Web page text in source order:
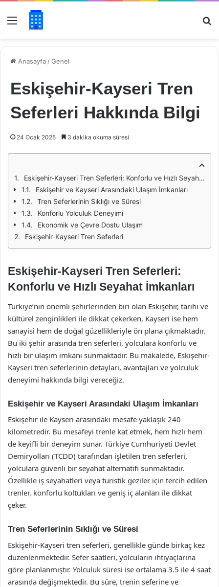
Menü
Anasayfa /Genel
Eskişehir-Kayseri Tren
Seferleri Hakkında Bilgi
24 Ocak 2025 3 dakika okuma süresi
Eskişehir-Kayseri Tren Seferleri: Konforlu ve Hızlı Seyahat İmkanları
Eskişehir ve Kayseri Arasındaki Ulaşım İmkanları
Tren Seferlerinin Sıklığı ve Süresi
Konforlu Yolculuk Deneyimi
Ekonomik ve Çevre Dostu Ulaşım
Eskişehir-Kayseri Tren Seferleri
Eskişehir-Kayseri Tren Seferleri:
Konforlu ve Hızlı Seyahat İmkanları
Türkiye’nin önemli şehirlerinden biri olan Eskişehir, tarihi ve
kültürel zenginlikleri ile dikkat çekerken, Kayseri ise hem
sanayisi hem de doğal güzellikleriyle ön plana çıkmaktadır.
Bu iki şehir arasında tren seferleri, yolculara konforlu ve
hızlı bir ulaşım imkanı sunmaktadır. Bu makalede, Eskişehir-
Kayseri tren seferlerinin detayları, avantajları ve yolculuk
deneyimi hakkında bilgi vereceğiz.
Eskişehir ve Kayseri Arasındaki Ulaşım İmkanları
Eskişehir ile Kayseri arasındaki mesafe yaklaşık 240
kilometredir. Bu mesafeyi trenle kat etmek, hem hızlı hem
de keyifli bir deneyim sunar. Türkiye Cumhuriyeti Devlet
Demiryolları (TCDD) tarafından işletilen tren seferleri,
yolculara güvenli bir seyahat alternatifi sunmaktadır.
Özellikle iş seyahatleri veya turistik geziler için tercih edilen
trenler, konforlu koltukları ve geniş iç alanları ile dikkat
çeker.
Tren Seferlerinin Sıklığı ve Süresi
Eskişehir-Kayseri tren seferleri, genellikle günde birkaç kez
düzenlenmektedir. Sefer saatleri, yolcuların ihtiyaçlarına
göre planlanmıştır. Yolculuk süresi ise ortalama 3.5 ile 4 saat
arasında değişmektedir. Bu süre, trenin seferine ve